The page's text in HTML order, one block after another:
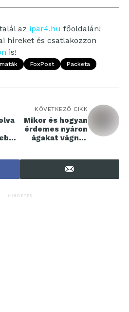
az ipar4.hu főoldalán!
híreket és csatlakozzon
is!
FoxPost Packeta
KÖVETKEZŐ CIKK
Mikor és hogyan
érdemes nyáron
ágakat vágni a
HIRDETÉS